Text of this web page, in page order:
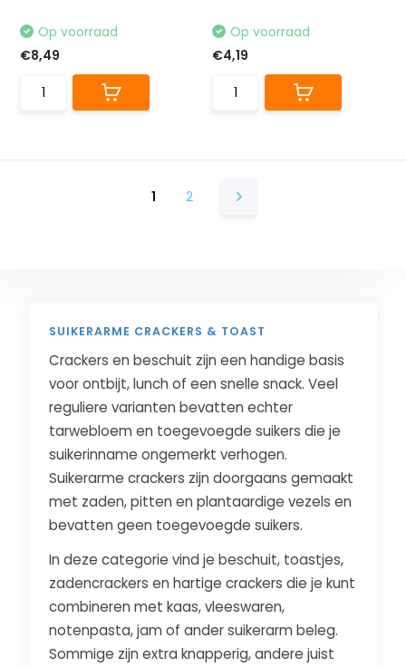
Op voorraad
€8,49
Op voorraad
€4,19
1 2
SUIKERARME CRACKERS & TOAST
Crackers en beschuit zijn een handige basis
voor ontbijt, lunch of een snelle snack. Veel
reguliere varianten bevatten echter
tarwebloem en toegevoegde suikers die je
suikerinname ongemerkt verhogen.
Suikerarme crackers zijn doorgaans gemaakt
met zaden, pitten en plantaardige vezels en
bevatten geen toegevoegde suikers.
In deze categorie vind je beschuit, toastjes,
zadencrackers en hartige crackers die je kunt
combineren met kaas, vleeswaren,
notenpasta, jam of ander suikerarm beleg.
Sommige zijn extra knapperig, andere juist